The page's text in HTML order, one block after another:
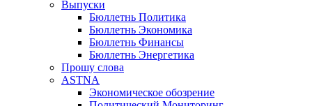
Выпуски
Бюллетнь Политика
Бюллетнь Экономика
Бюллетнь Финансы
Бюллетнь Энергетика
Прошу слова
ASTNA
Экономическое обозрение